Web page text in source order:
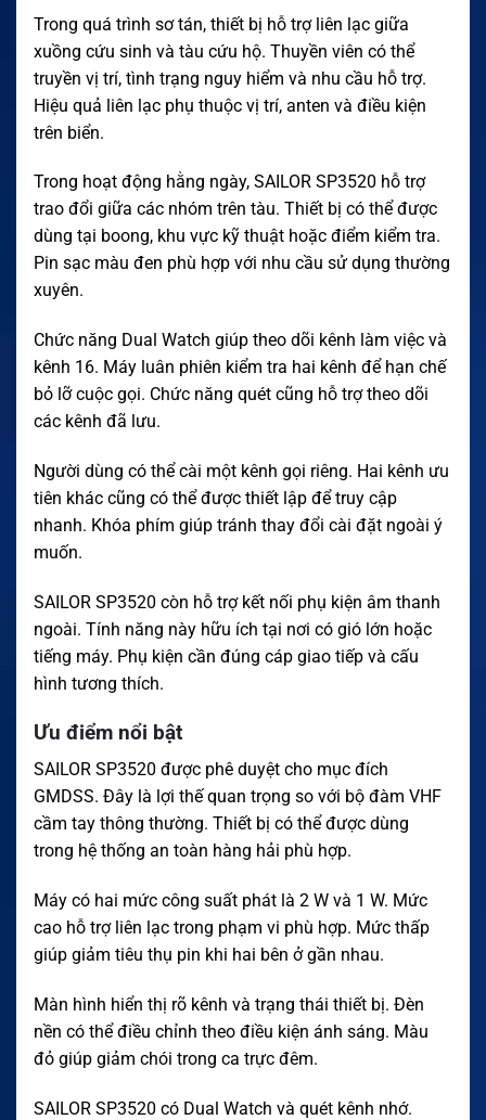
Trong quá trình sơ tán, thiết bị hỗ trợ liên lạc giữa
xuồng cứu sinh và tàu cứu hộ. Thuyền viên có thể
truyền vị trí, tình trạng nguy hiểm và nhu cầu hỗ trợ.
Hiệu quả liên lạc phụ thuộc vị trí, anten và điều kiện
trên biển.
Trong hoạt động hằng ngày, SAILOR SP3520 hỗ trợ
trao đổi giữa các nhóm trên tàu. Thiết bị có thể được
dùng tại boong, khu vực kỹ thuật hoặc điểm kiểm tra.
Pin sạc màu đen phù hợp với nhu cầu sử dụng thường
xuyên.
Chức năng Dual Watch giúp theo dõi kênh làm việc và
kênh 16. Máy luân phiên kiểm tra hai kênh để hạn chế
bỏ lỡ cuộc gọi. Chức năng quét cũng hỗ trợ theo dõi
các kênh đã lưu.
Người dùng có thể cài một kênh gọi riêng. Hai kênh ưu
tiên khác cũng có thể được thiết lập để truy cập
nhanh. Khóa phím giúp tránh thay đổi cài đặt ngoài ý
muốn.
SAILOR SP3520 còn hỗ trợ kết nối phụ kiện âm thanh
ngoài. Tính năng này hữu ích tại nơi có gió lớn hoặc
tiếng máy. Phụ kiện cần đúng cáp giao tiếp và cấu
hình tương thích.
Ưu điểm nổi bật
SAILOR SP3520 được phê duyệt cho mục đích
GMDSS. Đây là lợi thế quan trọng so với bộ đàm VHF
cầm tay thông thường. Thiết bị có thể được dùng
trong hệ thống an toàn hàng hải phù hợp.
Máy có hai mức công suất phát là 2 W và 1 W. Mức
cao hỗ trợ liên lạc trong phạm vi phù hợp. Mức thấp
giúp giảm tiêu thụ pin khi hai bên ở gần nhau.
Màn hình hiển thị rõ kênh và trạng thái thiết bị. Đèn
nền có thể điều chỉnh theo điều kiện ánh sáng. Màu
đỏ giúp giảm chói trong ca trực đêm.
SAILOR SP3520 có Dual Watch và quét kênh nhớ.